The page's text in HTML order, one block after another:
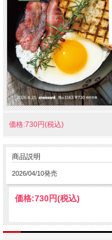
価格:730円(税込)
商品説明
2026/04/10発売
価格:730円(税込)